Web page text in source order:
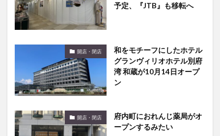
予定、『JTB』も移転へ
開店・閉店
和をモチーフにしたホテル
グランヴィリオホテル別府
湾 和蔵が10月14日オープ
ン
開店・閉店
府内町におれんじ薬局がオ
ープンするみたい